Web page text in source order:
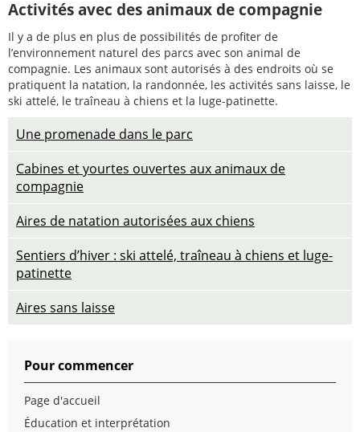
Activités avec des animaux de compagnie
Il y a de plus en plus de possibilités de profiter de
l’environnement naturel des parcs avec son animal de
compagnie. Les animaux sont autorisés à des endroits où se
pratiquent la natation, la randonnée, les activités sans laisse, le
ski attelé, le traîneau à chiens et la luge-patinette.
Une promenade dans le parc
Cabines et yourtes ouvertes aux animaux de
compagnie
Aires de natation autorisées aux chiens
Sentiers d’hiver : ski attelé, traîneau à chiens et luge-
patinette
Aires sans laisse
Pour commencer
Page d'accueil
Éducation et interprétation